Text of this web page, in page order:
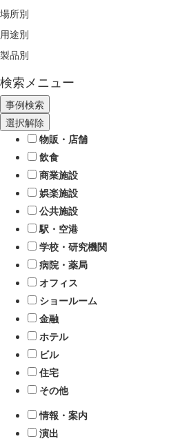
場所別
用途別
製品別
検索メニュー
選択解除
物販・店舗
飲食
商業施設
娯楽施設
公共施設
駅・空港
学校・研究機関
病院・薬局
オフィス
ショールーム
金融
ホテル
ビル
住宅
その他
情報・案内
演出